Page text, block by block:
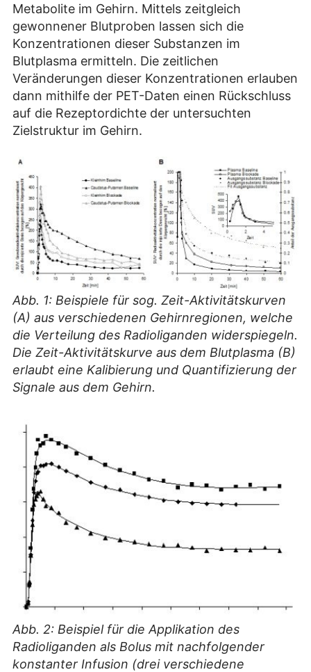
Metabolite im Gehirn. Mittels zeitgleich
gewonnener Blutproben lassen sich die
Konzentrationen dieser Substanzen im
Blutplasma ermitteln. Die zeitlichen
Veränderungen dieser Konzentrationen erlauben
dann mithilfe der PET-Daten einen Rückschluss
auf die Rezeptordichte der untersuchten
Zielstruktur im Gehirn.
Abb. 1: Beispiele für sog. Zeit-Aktivitätskurven
(A) aus verschiedenen Gehirnregionen, welche
die Verteilung des Radioliganden widerspiegeln.
Die Zeit-Aktivitätskurve aus dem Blutplasma (B)
erlaubt eine Kalibierung und Quantifizierung der
Signale aus dem Gehirn.
Abb. 2: Beispiel für die Applikation des
Radioliganden als Bolus mit nachfolgender
konstanter Infusion (drei verschiedene